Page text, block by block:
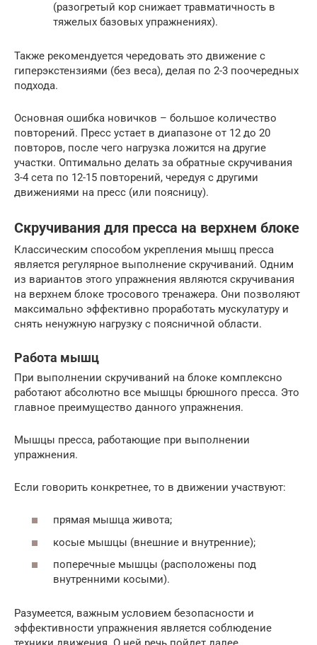
(разогретый кор снижает травматичность в
тяжелых базовых упражнениях).
Также рекомендуется чередовать это движение с
гиперэкстензиями (без веса), делая по 2-3 поочередных
подхода.
Основная ошибка новичков – большое количество
повторений. Пресс устает в диапазоне от 12 до 20
повторов, после чего нагрузка ложится на другие
участки. Оптимально делать за обратные скручивания
3-4 сета по 12-15 повторений, чередуя с другими
движениями на пресс (или поясницу).
Скручивания для пресса на верхнем блоке
Классическим способом укрепления мышц пресса
является регулярное выполнение скручиваний. Одним
из вариантов этого упражнения являются скручивания
на верхнем блоке тросового тренажера. Они позволяют
максимально эффективно проработать мускулатуру и
снять ненужную нагрузку с поясничной области.
Работа мышц
При выполнении скручиваний на блоке комплексно
работают абсолютно все мышцы брюшного пресса. Это
главное преимущество данного упражнения.
Мышцы пресса, работающие при выполнении
упражнения.
Если говорить конкретнее, то в движении участвуют:
прямая мышца живота;
косые мышцы (внешние и внутренние);
поперечные мышцы (расположены под
внутренними косыми).
Разумеется, важным условием безопасности и
эффективности упражнения является соблюдение